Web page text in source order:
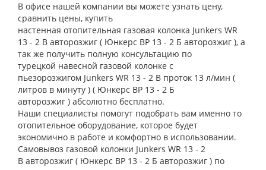
В офисе нашей компании вы можете узнать цену,
сравнить цены, купить
настенная отопительная газовая колонка Junkers WR
13 - 2 B авторозжиг ( Юнкерс ВР 13 - 2 Б авторозжиг ), а
так же получить полную консультацию по
турецкой навесной газовой колонке с
пьезорозжигом Junkers WR 13 - 2 B проток 13 л/мин (
литров в минуту ) ( Юнкерс ВР 13 - 2 Б
авторозжиг ) абсолютно бесплатно.
Наши специалисты помогут подобрать вам именно то
отопительное оборудование, которое будет
экономично в работе и комфортно в использовании.
Самовывоз газовой колонки Junkers WR 13 - 2
B авторозжиг ( Юнкерс ВР 13 - 2 Б авторозжиг ) по